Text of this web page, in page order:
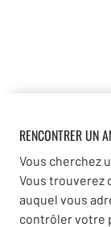
RENCONTRER UN
Vous cherchez
Vous trouverez
auquel vous
contrôler votre